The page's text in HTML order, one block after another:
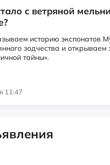
с ветряной
историю экспонатов
зодчества и открываем
тайны».
11:47